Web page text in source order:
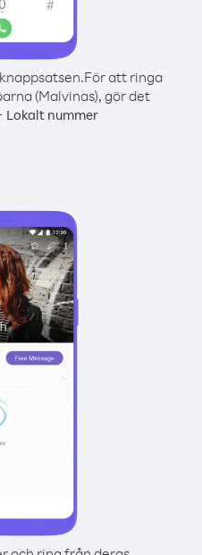
För att ringa
(Malvinas), gör det
Lokalt nummer